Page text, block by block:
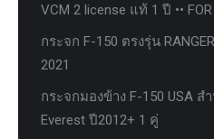
VCM 2 license แท้ 1 ปี •• FOR
กระจก F-150 ตรงรุ่น
2021
กระจกมองข้าง F-150 USA ส
Everest ปี2012+ 1 คู่